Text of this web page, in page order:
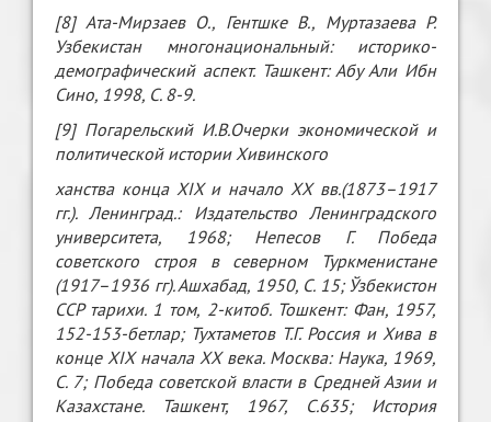
[8] Ата-Мирзаев О., Гентшке В., Муртазаева Р.
Узбекистан многонациональный: историко-
демографический аспект. Ташкент: Абу Али Ибн
Сино, 1998, С. 8-9.
[9] Погарельский И.В.Очерки экономической и
политической истории Хивинского
ханства конца XIX и начало XX вв.(1873–1917
гг.). Ленинград.: Издательство Ленинградского
университета, 1968; Непесов Г. Победа
советского строя в северном Туркменистане
(1917–1936 гг). Ашхабад, 1950, С. 15; Ўзбекистон
ССР тарихи. 1 том, 2-китоб. Тошкент: Фан, 1957,
152-153-бетлар; Тухтаметов Т.Г. Россия и Хива в
конце XIX начала XX века. Москва: Наука, 1969,
С. 7; Победа советской власти в Средней Азии и
Казахстане. Ташкент, 1967, С.635; История